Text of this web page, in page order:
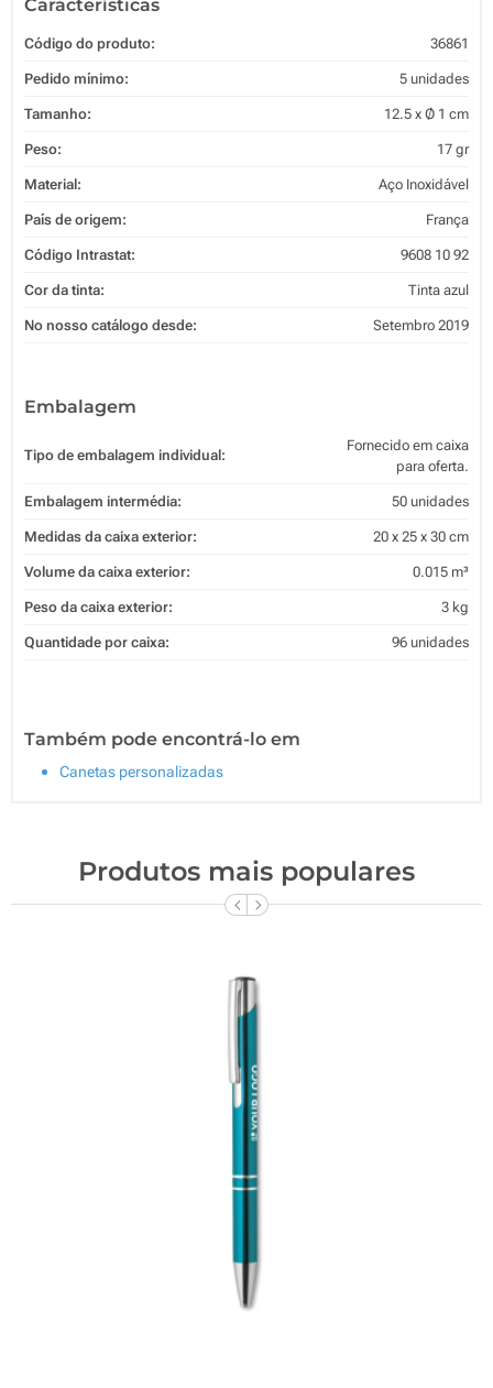
Características
Código do produto: 36861
Pedido mínimo: 5 unidades
Tamanho: 12.5 x Ø 1 cm
Peso: 17 gr
Material: Aço Inoxidável
País de origem: França
Código Intrastat: 9608 10 92
Cor da tinta: Tinta azul
No nosso catálogo desde: Setembro 2019
Embalagem
Tipo de embalagem individual:
Fornecido em caixa
para oferta.
Embalagem intermédia: 50 unidades
Medidas da caixa exterior: 20 x 25 x 30 cm
Volume da caixa exterior: 0.015 m³
Peso da caixa exterior: 3 kg
Quantidade por caixa: 96 unidades
Também pode encontrá-lo em
Canetas personalizadas
Produtos mais populares